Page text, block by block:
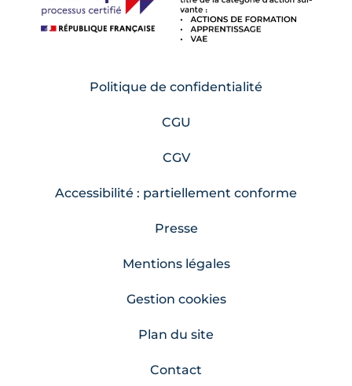
Politique de confidentialité
CGU
CGV
Accessibilité : partiellement conforme
Presse
Mentions légales
Gestion cookies
Plan du site
Contact